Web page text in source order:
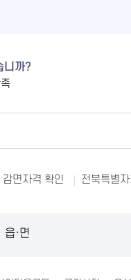
니까?
면자격 확인 전북특별
읍·면